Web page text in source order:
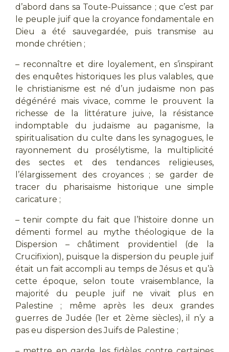
d’abord dans sa Toute-Puissance ; que c’est par
le peuple juif que la croyance fondamentale en
Dieu a été sauvegardée, puis transmise au
monde chrétien ;
– reconnaître et dire loyalement, en s’inspirant
des enquêtes historiques les plus valables, que
le christianisme est né d’un judaïsme non pas
dégénéré mais vivace, comme le prouvent la
richesse de la littérature juive, la résistance
indomptable du judaïsme au paganisme, la
spiritualisation du culte dans les synagogues, le
rayonnement du prosélytisme, la multiplicité
des sectes et des tendances religieuses,
l’élargissement des croyances ; se garder de
tracer du pharisaïsme historique une simple
caricature ;
– tenir compte du fait que l’histoire donne un
démenti formel au mythe théologique de la
Dispersion – châtiment providentiel (de la
Crucifixion), puisque la dispersion du peuple juif
était un fait accompli au temps de Jésus et qu’à
cette époque, selon toute vraisemblance, la
majorité du peuple juif ne vivait plus en
Palestine ; même après les deux grandes
guerres de Judée (1er et 2ème siècles), il n’y a
pas eu dispersion des Juifs de Palestine ;